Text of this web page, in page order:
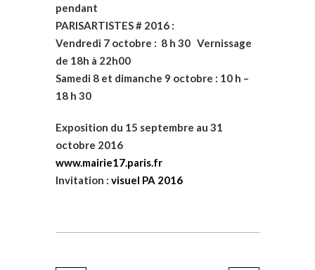
pendant
PARISARTISTES # 2016 :
Vendredi 7 octobre : 8 h 30 Vernissage
de 18h à 22h00
Samedi 8 et dimanche 9 octobre : 10 h –
18 h 30
Exposition du 15 septembre au 31
octobre 2016
www.mairie17.paris.fr
Invitation : visuel PA 2016